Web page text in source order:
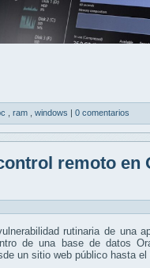
ram windows | 0 comentarios
remoto en
rutinaria de una
de una base de datos
un sitio web público hasta el